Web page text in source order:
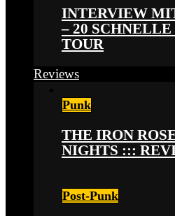
INTERVIEW
– 20
TOUR
Reviews
Punk
THE IRON
NIGHTS :::
Post-Punk